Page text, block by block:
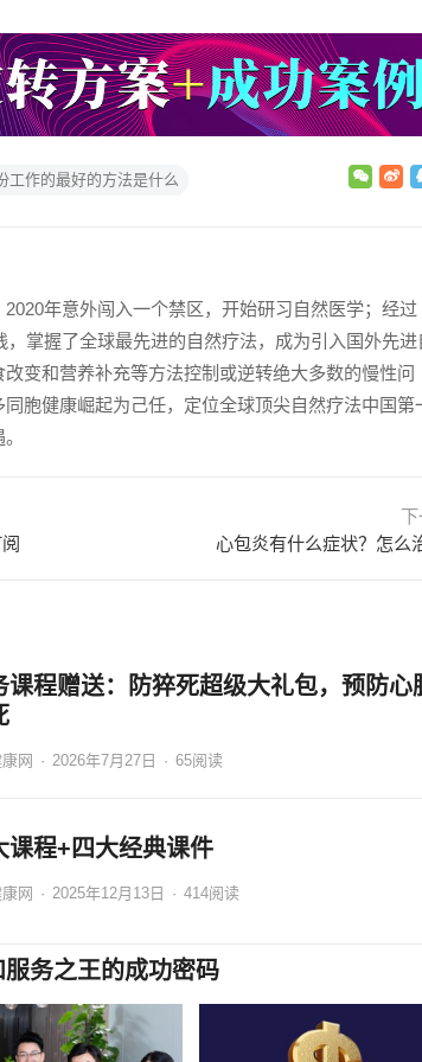
工作的最好的方法是什么
年意外闯入一个禁区，开始研习自然医学；经过
，掌握了全球最先进的自然疗法，成为引入国外先进
变和营养补充等方法控制或逆转绝大多数的慢性问
胞健康崛起为己任，定位全球顶尖自然疗法中国第
心包炎有什么症状？怎么
课程赠送：防猝死超级大礼包，预防心
网 · 2026年7月27日 · 65阅读
课程+四大经典课件
网 · 2025年12月13日 · 414阅读
务之王的成功密码